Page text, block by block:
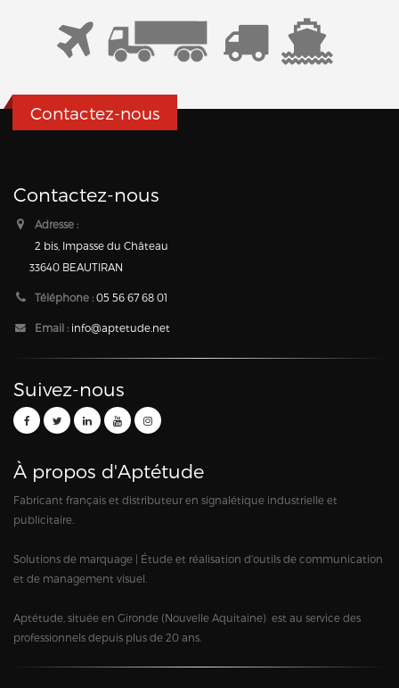
Contactez-nous
Contactez-nous
Adresse :
2 bis, Impasse du Château
33640 BEAUTIRAN
Téléphone : 05 56 67 68 01
Email : info@aptetude.net
Suivez-nous
À propos d'Aptétude
Fabricant français et distributeur en signalétique industrielle et
publicitaire.
Solutions de marquage | Étude et réalisation d'outils de communication
et de management visuel.
Aptétude, située en Gironde (Nouvelle Aquitaine) est au service des
professionnels depuis plus de 20 ans.